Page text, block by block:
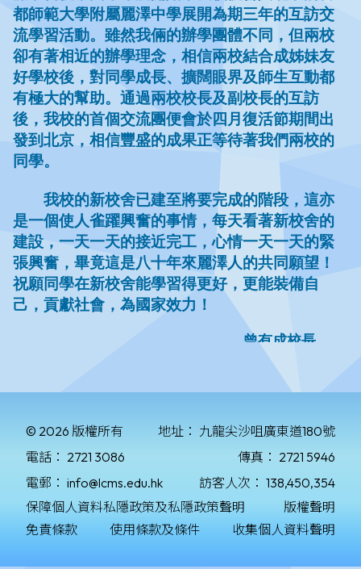
© 2026 版權所有 地址： 九龍尖沙咀廣東道180號
電話： 2721 3086 傳真： 2721 5946
電郵： info@lcms.edu.hk 訪客人次： 138,450,354
保障個人資料私隱政策及私隱政策聲明
版權聲明
免責條款
使用條款及條件 收集個人資料聲明